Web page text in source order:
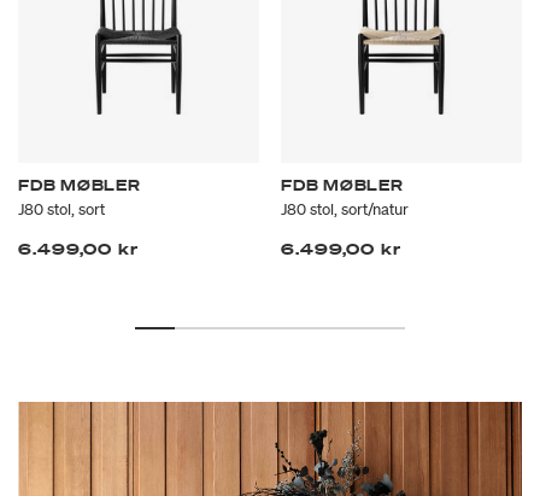
FDB MØBLER
J80 stol, sort
6.499,00 kr
FDB MØBLER
J80 stol, sort/natur
6.499,00 kr